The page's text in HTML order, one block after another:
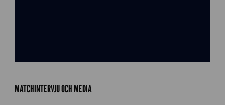
MATCHINTERVJU OCH MEDIA